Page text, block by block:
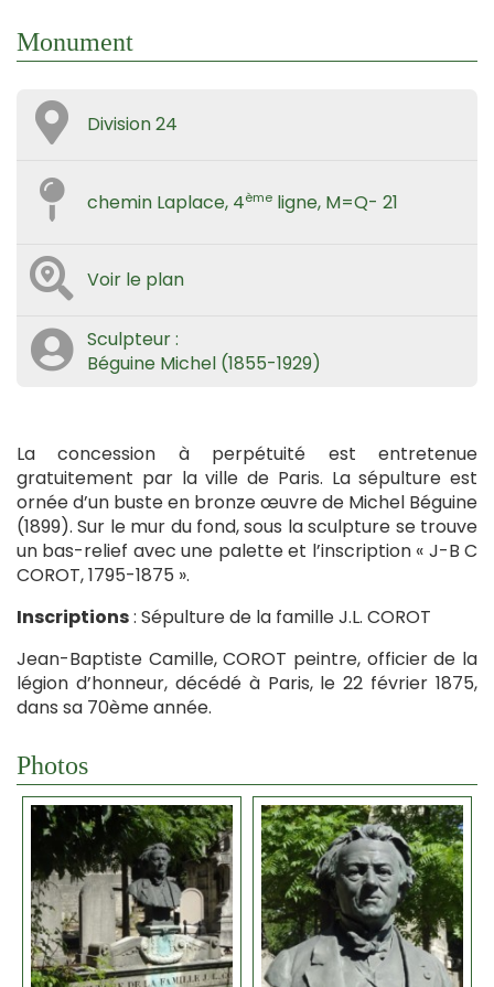
Monument
Division 24
chemin Laplace, 4ème ligne, M=Q- 21
Voir le plan
Sculpteur :
Béguine Michel (1855-1929)
La concession à perpétuité est entretenue
gratuitement par la ville de Paris. La sépulture est
ornée d’un buste en bronze œuvre de Michel Béguine
(1899). Sur le mur du fond, sous la sculpture se trouve
un bas-relief avec une palette et l’inscription « J-B C
COROT, 1795-1875 ».
Inscriptions: Sépulture de la famille J.L. COROT
Jean-Baptiste Camille, COROT peintre, officier de la
légion d’honneur, décédé à Paris, le 22 février 1875,
dans sa 70ème année.
Photos